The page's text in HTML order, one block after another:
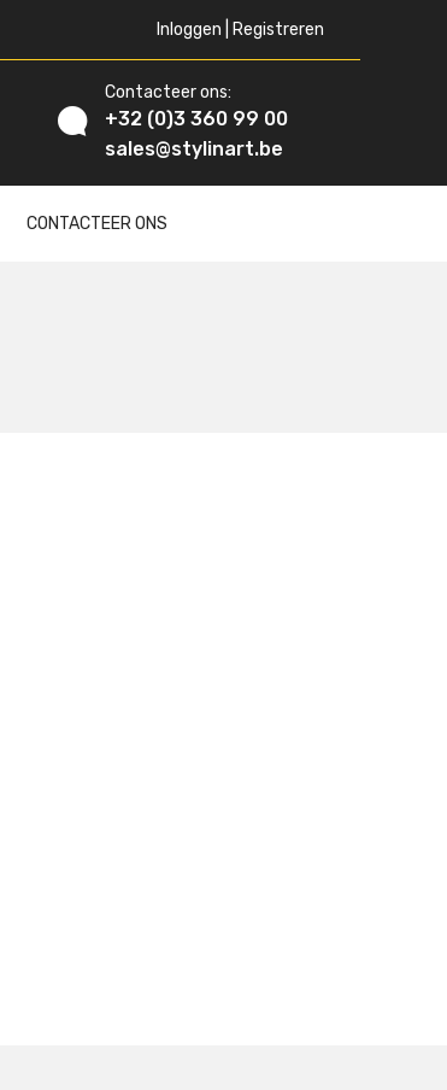
Inloggen | Registreren
Contacteer ons:
+32 (0)3 360 99 00
sales@stylinart.be
CONTACTEER ONS